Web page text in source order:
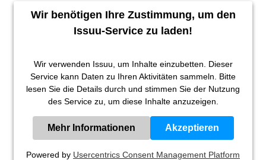
Wir benötigen Ihre Zustimmung, um den
Issuu-Service zu laden!
Wir verwenden Issuu, um Inhalte einzubetten. Dieser
Service kann Daten zu Ihren Aktivitäten sammeln. Bitte
lesen Sie die Details durch und stimmen Sie der Nutzung
des Service zu, um diese Inhalte anzuzeigen.
Mehr Informationen Akzeptieren
Powered by Usercentrics Consent Management Platform